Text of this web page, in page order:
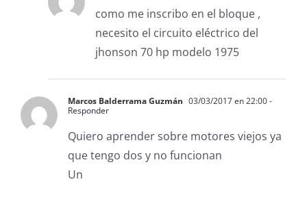
como me inscribo en el bloque ,
necesito el circuito eléctrico del
jhonson 70 hp modelo 1975
Marcos Balderrama Guzmán 03/03/2017 en 22:00-
Responder
Quiero aprender sobre motores viejos ya
que tengo dos y no funcionan
Un